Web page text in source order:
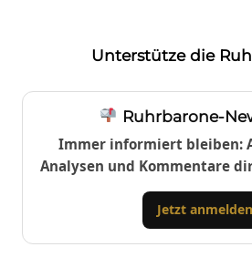
Unterstütze die
Ruhrbarone-
Immer informiert bleiben:
Analysen und Kommentare
Jetzt anmelden